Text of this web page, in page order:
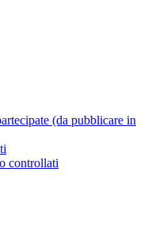
(da pubblicare in
controllati